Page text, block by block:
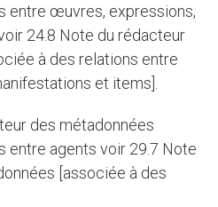
entre œuvres, expressions,
24.8 Note du rédacteur
à des relations entre
et items].
entre agents voir 29.7 Note
[associée à des